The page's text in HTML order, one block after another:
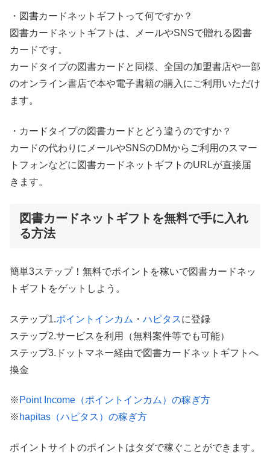
・図書カードネットギフトって何ですか？
図書カードネットギフトは、メールやSNSで贈れる図書
カードです。
カードタイプの図書カードと同様、全国の加盟書店や一部
のオンライン書店で本や電子書籍の購入にご利用いただけ
ます。
・カードタイプの図書カードとどう違うのですか？
カードの代わりにメールやSNSのDMからご利用のスマー
トフォンなどに図書カードネットギフトのURLが直接届
きます。
図書カードネットギフトを無料で手に入れ
る方法
簡単3ステップ！無料でポイントを稼いで図書カードネッ
トギフトをゲットしよう。
ステップ1.ポイントインカム ・ ハピタスに登録
ステップ2.サービスを利用（無料案件等でも可能）
ステップ3.ドットマネー経由で図書カードネットギフトへ
換金
※ Point Income（ポイントインカム）の稼ぎ方
※ hapitas（ハピタス）の稼ぎ方
ポイントサイトのポイントはタダで稼ぐことができます。